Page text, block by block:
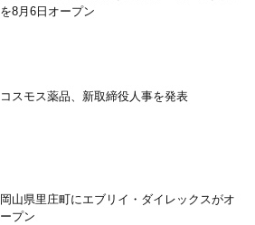
を8月6日オープン
コスモス薬品、新取締役人事を発表
岡山県里庄町にエブリイ・ダイレックスがオ
ープン